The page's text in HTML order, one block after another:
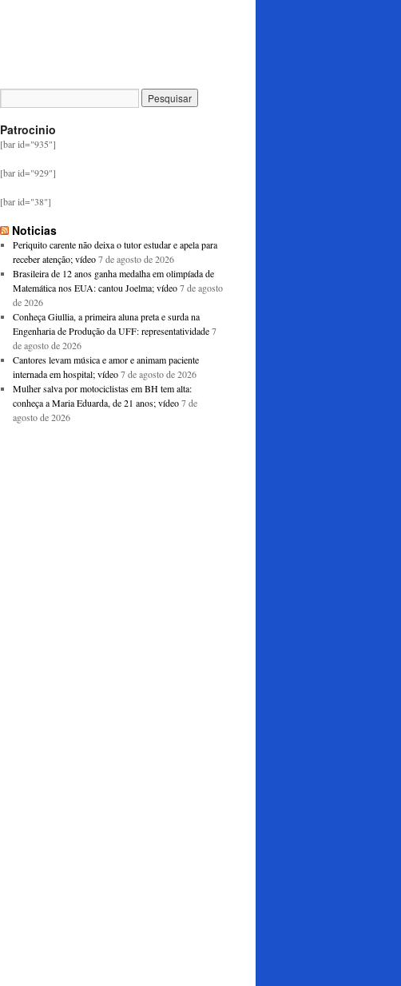
Patrocinio
[bar id="935"]
[bar id="929"]
[bar id="38"]
Noticias
Periquito carente não deixa o tutor estudar e apela para
receber atenção; vídeo 7 de agosto de 2026
Brasileira de 12 anos ganha medalha em olimpíada de
Matemática nos EUA: cantou Joelma; vídeo 7 de agosto
de 2026
Conheça Giullia, a primeira aluna preta e surda na
Engenharia de Produção da UFF: representatividade 7
de agosto de 2026
Cantores levam música e amor e animam paciente
internada em hospital; vídeo 7 de agosto de 2026
Mulher salva por motociclistas em BH tem alta:
conheça a Maria Eduarda, de 21 anos; vídeo 7 de
agosto de 2026